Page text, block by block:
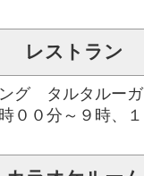
レストラン
グ タルタルーガ
００分～９時、